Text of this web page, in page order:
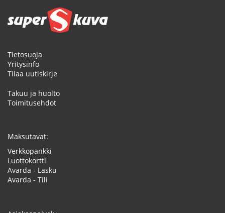
Tietosuoja
Yritysinfo
Tilaa uutiskirje
Takuu ja huolto
Toimitusehdot
Maksutavat:
Verkkopankki
Luottokortti
Avarda - Lasku
Avarda - Tili